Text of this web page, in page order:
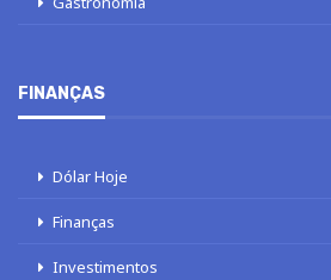
FINANÇAS
Dólar Hoje
Finanças
Investimentos